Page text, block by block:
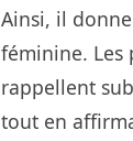
Ainsi, il
féminine. Les
rappellent
tout en